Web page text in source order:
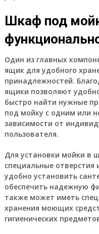
Шкаф под
Один из главных
ящик для удобного
принадлежностей.
ящики позволяют
быстро найти нужные
под мойку с одним или
зависимости от
пользователя.
Для установки мойки в
специальные отверстия
удобно установить
обеспечить надежную
также может иметь
хранения моющих
гигиенических